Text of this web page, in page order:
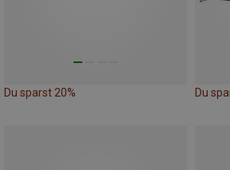
Du sparst 20% Du